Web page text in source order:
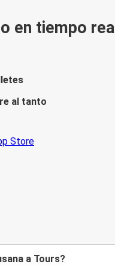
en tiempo real
al tanto
a Tours?